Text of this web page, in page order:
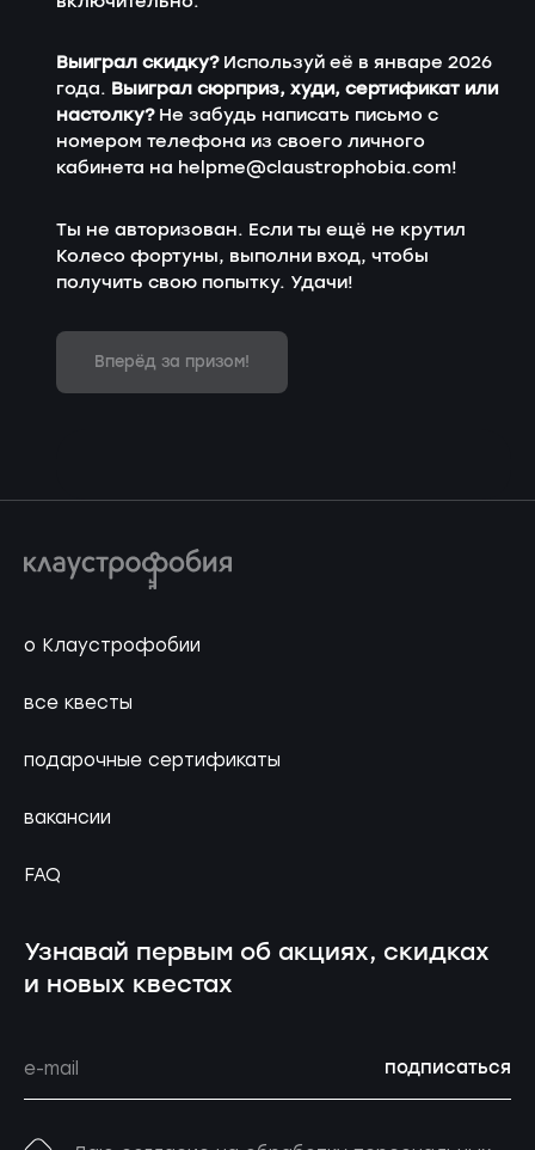
Выиграл скидку?Используй её в январе 2026
года. Выиграл сюрприз, худи, сертификат или
настолку?Не забудь написать письмо с
номером телефона из своего личного
кабинета на helpme@claustrophobia.com!
Ты не авторизован. Если ты ещё не крутил
Колесо фортуны, выполни вход, чтобы
получить свою попытку. Удачи!
Вперёд за призом!
о Клаустрофобии
все квесты
подарочные сертификаты
вакансии
FAQ
Узнавай первым об акциях, скидках
и новых квестах
подписаться